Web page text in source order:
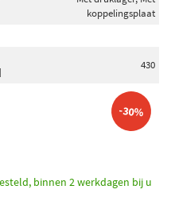
koppelingsplaat
430
-30%
binnen 2 werkdagen bij u